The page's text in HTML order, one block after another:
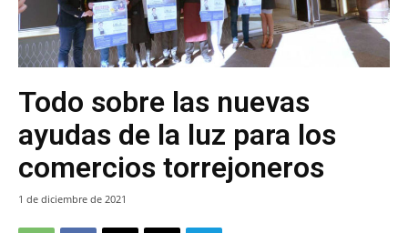
Todo sobre las nuevas
ayudas de la luz para los
comercios torrejoneros
1 de diciembre de 2021